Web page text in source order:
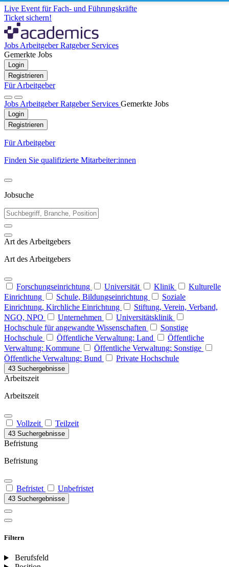
Live Event für Fach- und Führungskräfte
Ticket sichern!
Jobs ArbeitgeberRatgeber Services
Gemerkte Jobs
Login
Registrieren
Für Arbeitgeber
Jobs ArbeitgeberRatgeber Services Gemerkte Jobs
Login
Registrieren
Für Arbeitgeber
Finden Sie qualifizierte Mitarbeiter:innen
Jobsuche
Art des Arbeitgebers
Art des Arbeitgebers
Forschungseinrichtung Universität Klinik
Kulturelle
Einrichtung
Schule, Bildungseinrichtung
Soziale
Einrichtung, Kirchliche Einrichtung
Stiftung, Verein, Verband,
NGO, NPO
Unternehmen
Universitätsklinik
Hochschule für angewandte Wissenschaften
Sonstige
Hochschule
Öffentliche Verwaltung: Land
Öffentliche
Verwaltung: Kommune
Öffentliche Verwaltung: Sonstige
Öffentliche Verwaltung: Bund
Private Hochschule
43 Suchergebnisse
Arbeitszeit
Arbeitszeit
Vollzeit Teilzeit
43 Suchergebnisse
Befristung
Befristung
Befristet Unbefristet
43 Suchergebnisse
Filtern
Berufsfeld